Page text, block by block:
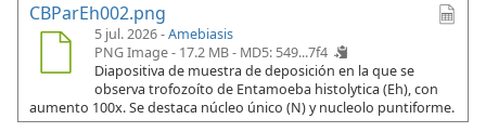
CBParEh002.png
5 jul. 2026 -Amebiasis
PNG Image - 17.2 MB - MD5: 549...7f4
Diapositiva de muestra de deposición en la que se
observa trofozoíto de Entamoeba histolytica (Eh), con
aumento 100x. Se destaca núcleo único (N) y nucleolo puntiforme.